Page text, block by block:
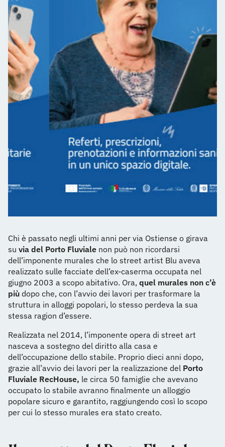
Chi è passato negli ultimi anni per via Ostiense o girava
su via del Porto Fluviale non può non ricordarsi
dell’imponente murales che lo street artist Blu aveva
realizzato sulle facciate dell’ex-caserma occupata nel
giugno 2003 a scopo abitativo. Ora, quel murales non c’è
più dopo che, con l’avvio dei lavori per trasformare la
struttura in alloggi popolari, lo stesso perdeva la sua
stessa ragion d’essere.
Realizzata nel 2014, l’imponente opera di street art
nasceva a sostegno del diritto alla casa e
dell’occupazione dello stabile. Proprio dieci anni dopo,
grazie all’avvio dei lavori per la realizzazione del Porto
Fluviale RecHouse, le circa 50 famiglie che avevano
occupato lo stabile avranno finalmente un alloggio
popolare sicuro e garantito, raggiungendo così lo scopo
per cui lo stesso murales era stato creato.